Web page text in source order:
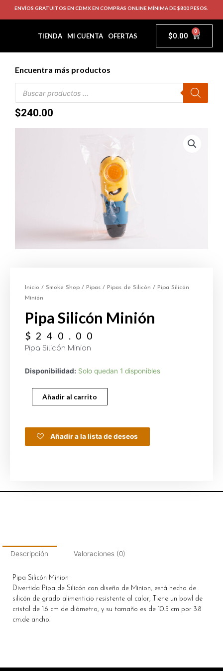
ENVÍOS GRATUITOS EN CDMX EN COMPRAS ONLINE MÍNIMA DE $800 PESOS.
TIENDA MI CUENTA OFERTAS $0.00 0
Encuentra más productos
$240.00
Inicio / Smoke Shop / Pipas / Pipas de Silicón / Pipa Silicón
Minión
Pipa Silicón Minión
$ 240.00
Pipa Silicón Minion
Disponibilidad: Solo quedan 1 disponibles
Añadir al carrito
Añadir a la lista de deseos
Descripción Valoraciones (0)
Pipa Silicón Minion
Divertida Pipa de Silicón con diseño de Minion, está hecha de
silicón de grado alimenticio resistente al calor, Tiene un bowl de
cristal de 1.6 cm de diámetro, y su tamaño es de 10.5 cm por 3.8
cm.de ancho.